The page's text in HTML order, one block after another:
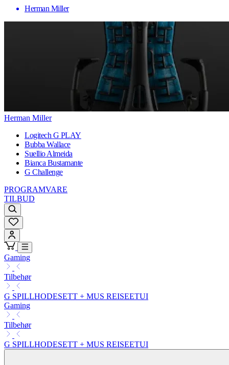
Herman Miller
Herman Miller
Logitech G PLAY
Bubba Wallace
Suellio Almeida
Bianca Bustamante
G Challenge
PROGRAMVARE
TILBUD
Gaming
Tilbehør
G SPILLHODESETT + MUS REISEETUI
Gaming
Tilbehør
G SPILLHODESETT + MUS REISEETUI